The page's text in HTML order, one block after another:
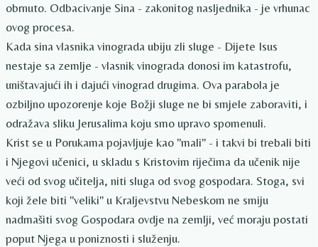
obrnuto. Odbacivanje Sina - zakonitog nasljednika - je vrhunac
ovog procesa.
Kada sina vlasnika vinograda ubiju zli sluge - Dijete Isus
nestaje sa zemlje - vlasnik vinograda donosi im katastrofu,
uništavajući ih i dajući vinograd drugima. Ova parabola je
ozbiljno upozorenje koje Božji sluge ne bi smjele zaboraviti, i
odražava sliku Jerusalima koju smo upravo spomenuli.
Krist se u Porukama pojavljuje kao "mali" - i takvi bi trebali biti
i Njegovi učenici, u skladu s Kristovim riječima da učenik nije
veći od svog učitelja, niti sluga od svog gospodara. Stoga, svi
koji žele biti "veliki" u Kraljevstvu Nebeskom ne smiju
nadmašiti svog Gospodara ovdje na zemlji, već moraju postati
poput Njega u poniznosti i služenju.